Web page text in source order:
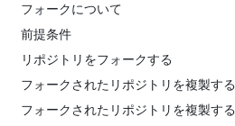
フォークについて
前提条件
リポジトリをフォークする
フォークされたリポジトリを複製する
フォークされたリポジトリを複製する